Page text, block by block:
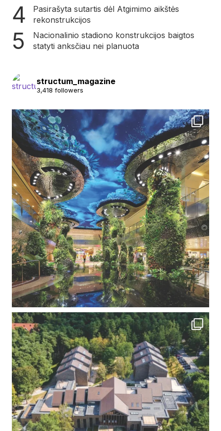
Pasirašyta sutartis dėl Atgimimo aikštės
rekonstrukcijos
Nacionalinio stadiono konstrukcijos baigtos
statyti anksčiau nei planuota
structum_magazine
3,418 followers